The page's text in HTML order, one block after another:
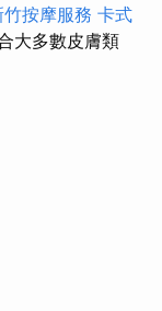
竹按摩服務 卡式
大多數皮膚類